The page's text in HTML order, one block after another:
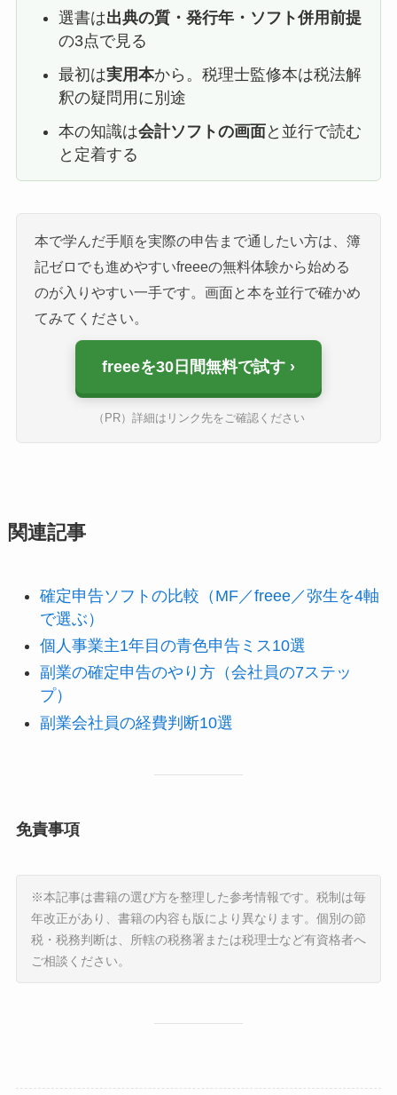
選書は出典の質・発行年・ソフト併用前提
の3点で見る
最初は実用本から。税理士監修本は税法解
釈の疑問用に別途
本の知識は会計ソフトの画面と並行で読む
と定着する
本で学んだ手順を実際の申告まで通したい方は、簿
記ゼロでも進めやすいfreeeの無料体験から始める
のが入りやすい一手です。画面と本を並行で確かめ
てみてください。
freeeを30日間無料で試す
（PR）詳細はリンク先をご確認ください
関連記事
確定申告ソフトの比較（MF／freee／弥生を4軸
で選ぶ）
個人事業主1年目の青色申告ミス10選
副業の確定申告のやり方（会社員の7ステッ
プ）
副業会社員の経費判断10選
免責事項
※本記事は書籍の選び方を整理した参考情報です。税制は毎
年改正があり、書籍の内容も版により異なります。個別の節
税・税務判断は、所轄の税務署または税理士など有資格者へ
ご相談ください。